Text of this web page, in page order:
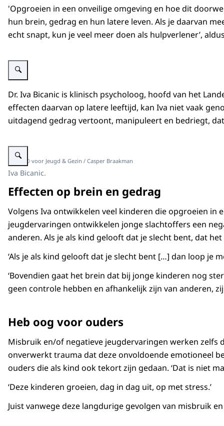
'Opgroeien in een onveilige omgeving en hoe dit
hun brein, gedrag en hun latere leven. Als je daarvan
echt snapt, kun je veel meer doen als hulpverlener’,
Vergroot afbeelding Een klein kind in een kamer met een volwassene
Dr. Iva Bicanic is klinisch psycholoog, hoofd van het
effecten daarvan op latere leeftijd, kan Iva niet vaak
uitdagend gedrag vertoont, manipuleert en bedriegt,
Vergroot afbeelding Iva Bicanic.
Beeld: © voor Jeugd & Gezin / Casper Braakman
Iva Bicanic.
Effecten op brein en gedrag
Volgens Iva ontwikkelen veel kinderen die opgroeien in
jeugdervaringen ontwikkelen jonge slachtoffers een
anderen. Als je als kind gelooft dat je slecht bent, dat
‘Als je als kind gelooft dat je slecht bent […] dan loop je
‘Bovendien gaat het brein dat bij jonge kinderen nog
geen controle hebben en afhankelijk zijn van anderen,
Heb oog voor ouders
Misbruik en/of negatieve jeugdervaringen werken zelfs
onverwerkt trauma dat deze onvoldoende emotioneel
ouders die als kind ook tekort zijn gedaan. ‘Dat is niet
‘Deze kinderen groeien, dag in dag uit, op met stress.’
Juist vanwege deze langdurige gevolgen van misbruik